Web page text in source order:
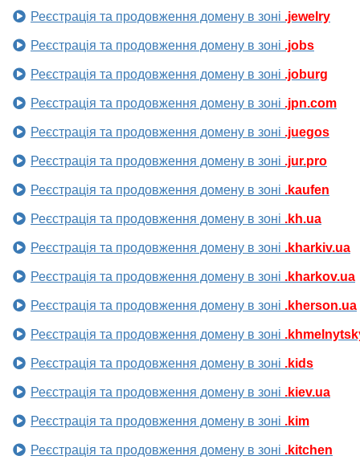
Реєстрація та продовження домену в зоні .jewelry
Реєстрація та продовження домену в зоні .jobs
Реєстрація та продовження домену в зоні .joburg
Реєстрація та продовження домену в зоні .jpn.com
Реєстрація та продовження домену в зоні .juegos
Реєстрація та продовження домену в зоні .jur.pro
Реєстрація та продовження домену в зоні .kaufen
Реєстрація та продовження домену в зоні .kh.ua
Реєстрація та продовження домену в зоні .kharkiv.ua
Реєстрація та продовження домену в зоні .kharkov.ua
Реєстрація та продовження домену в зоні .kherson.ua
Реєстрація та продовження домену в зоні
Реєстрація та продовження домену в зоні .kids
Реєстрація та продовження домену в зоні .kiev.ua
Реєстрація та продовження домену в зоні .kim
Реєстрація та продовження домену в зоні .kitchen